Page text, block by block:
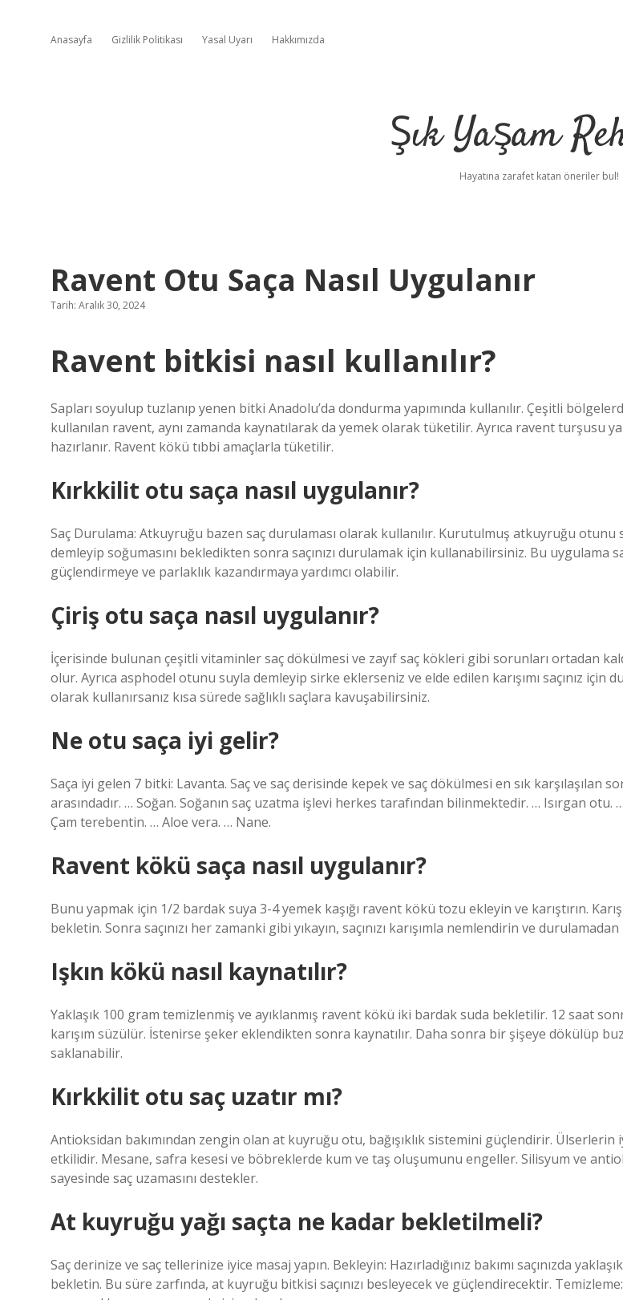
Anasayfa Gizlilik Politikası Yasal Uyarı Hakkımızda
Şık Yaşam
Hayatına zarafet katan öneriler bul!
Ravent Otu Saça Nasıl Uygulanır
Tarih: Aralık 30, 2024
Ravent bitkisi nasıl kullanılır?
Sapları soyulup tuzlanıp yenen bitki Anadolu’da dondurma yapımında kullanılır. Çeşitli
kullanılan ravent, aynı zamanda kaynatılarak da yemek olarak tüketilir. Ayrıca ravent turşusu
hazırlanır. Ravent kökü tıbbi amaçlarla tüketilir.
Kırkkilit otu saça nasıl uygulanır?
Saç Durulama: Atkuyruğu bazen saç durulaması olarak kullanılır. Kurutulmuş atkuyruğu otunu
demleyip soğumasını bekledikten sonra saçınızı durulamak için kullanabilirsiniz. Bu uygulama
güçlendirmeye ve parlaklık kazandırmaya yardımcı olabilir.
Çiriş otu saça nasıl uygulanır?
İçerisinde bulunan çeşitli vitaminler saç dökülmesi ve zayıf saç kökleri gibi sorunları ortadan
olur. Ayrıca asphodel otunu suyla demleyip sirke eklerseniz ve elde edilen karışımı saçınız için
olarak kullanırsanız kısa sürede sağlıklı saçlara kavuşabilirsiniz.
Ne otu saça iyi gelir?
Saça iyi gelen 7 bitki: Lavanta. Saç ve saç derisinde kepek ve saç dökülmesi en sık karşılaşılan
arasındadır. … Soğan. Soğanın saç uzatma işlevi herkes tarafından bilinmektedir. … Isırgan otu.
Çam terebentin. … Aloe vera. … Nane.
Ravent kökü saça nasıl uygulanır?
Bunu yapmak için 1/2 bardak suya 3-4 yemek kaşığı ravent kökü tozu ekleyin ve karıştırın.
bekletin. Sonra saçınızı her zamanki gibi yıkayın, saçınızı karışımla nemlendirin ve
Işkın kökü nasıl kaynatılır?
Yaklaşık 100 gram temizlenmiş ve ayıklanmış ravent kökü iki bardak suda bekletilir. 12 saat
karışım süzülür. İstenirse şeker eklendikten sonra kaynatılır. Daha sonra bir şişeye dökülüp
saklanabilir.
Kırkkilit otu saç uzatır mı?
Antioksidan bakımından zengin olan at kuyruğu otu, bağışıklık sistemini güçlendirir. Ülserlerin
etkilidir. Mesane, safra kesesi ve böbreklerde kum ve taş oluşumunu engeller. Silisyum ve
sayesinde saç uzamasını destekler.
At kuyruğu yağı saçta ne kadar bekletilmeli?
Saç derinize ve saç tellerinize iyice masaj yapın. Bekleyin: Hazırladığınız bakımı saçınızda
bekletin. Bu süre zarfında, at kuyruğu bitkisi saçınızı besleyecek ve güçlendirecektir.